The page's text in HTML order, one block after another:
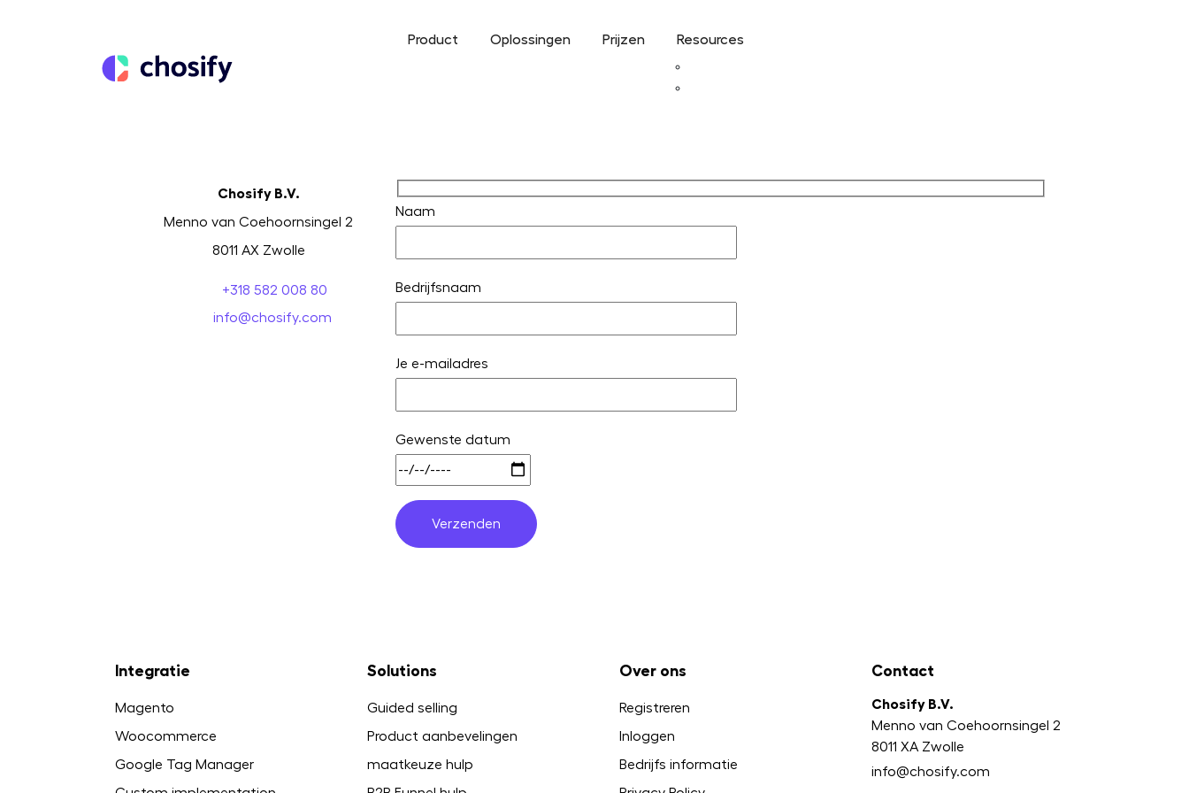
Product Oplossingen Prijzen
Resources
Vraag vrijblijvend een demo aan
Reactie binnen 1 werkdag
Chosify B.V.
Menno van Coehoornsingel 2
8011 AX Zwolle
+318 582 008 80
info@chosify.com
Naam
Bedrijfsnaam
Je e-mailadres
Gewenste datum
Integratie
Magento
Woocommerce
Google Tag Manager
Solutions
Guided selling
Product aanbevelingen
maatkeuze hulp
Over ons
Registreren
Inloggen
Bedrijfs informatie
Contact
Chosify B.V.
Menno van Coehoornsingel 2
8011 XA Zwolle
info@chosify.com